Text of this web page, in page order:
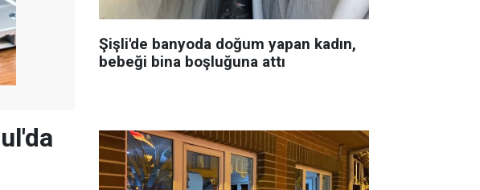
Şişli'de banyoda doğum yapan kadın,
bebeği bina boşluğuna attı